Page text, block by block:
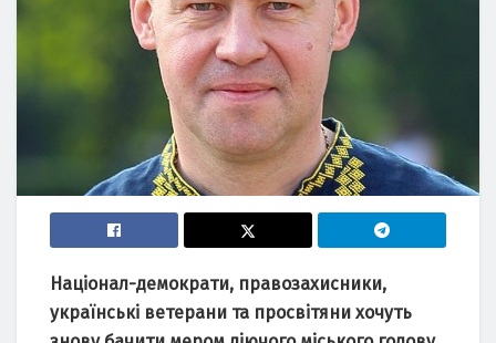
Націонал-демократи, правозахисники,
українські ветерани та просвітяни хочуть